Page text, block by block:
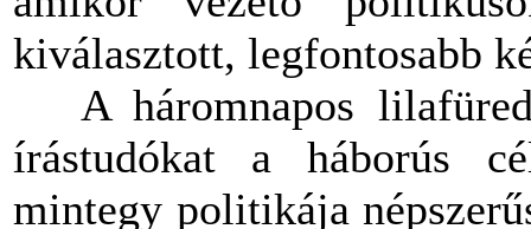
kiválasztott, legfontosabb
A háromnapos
írástudókat a háborús
mintegy politikája